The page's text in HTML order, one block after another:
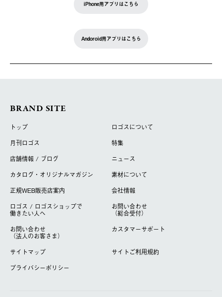
iPhone用アプリはこちら
Andoroid用アプリはこちら
BRAND SITE
トップ
ロゴスについて
月刊ロゴス
特集
店舗情報 / ブログ
ニュース
カタログ・オリジナルマガジン
素材について
正規WEB販売店案内
会社情報
ロゴス / ロゴスショップで
働きたい人へ
お問い合わせ
（総合受付）
お問い合わせ
（法人のお客さま）
カスタマーサポート
サイトマップ
サイトご利用規約
プライバシーポリシー